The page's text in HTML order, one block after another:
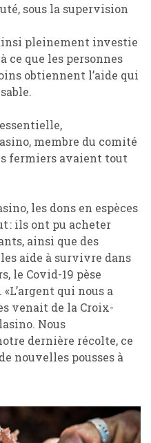
sous la supervision
pleinement investie
ce que les personnes
obtiennent l’aide qui
membre du comité
fermiers avaient tout
les dons en espèces
: ils ont pu acheter
, ainsi que des
aide à survivre dans
le Covid-19 pèse
«L’argent qui nous a
venait de la Croix-
. Nous
dernière récolte, ce
nouvelles pousses à